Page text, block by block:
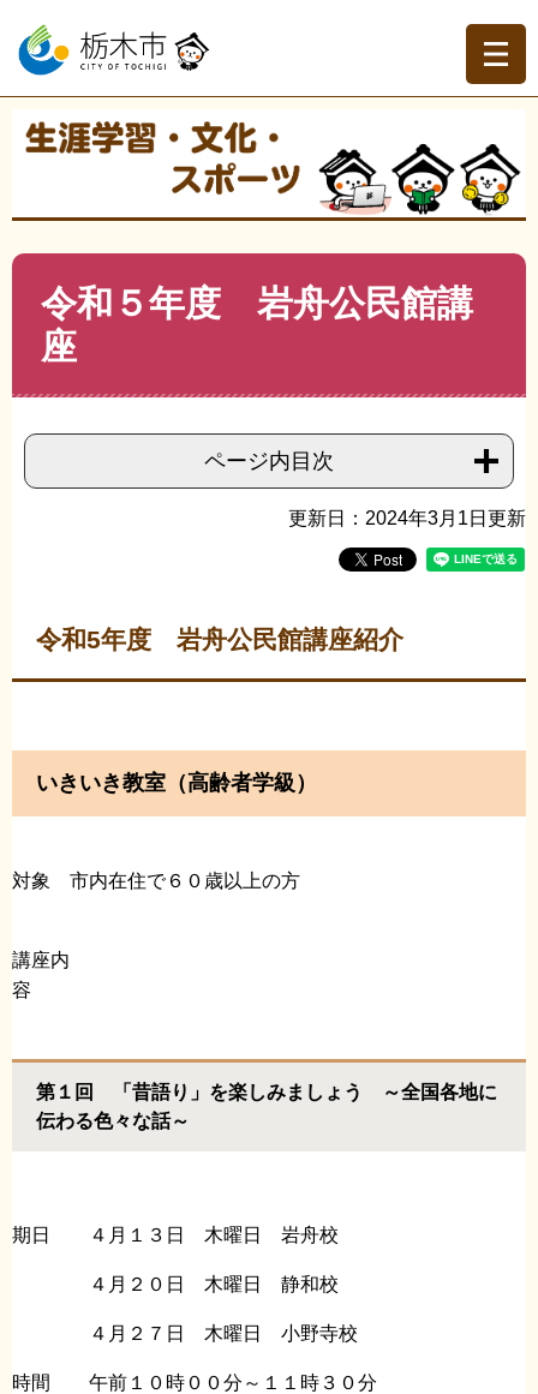
ー
の
ニ
ー
て
本
現在地
分類でさがす > くらしの情報 >生涯学
習・文化・スポーツ >生涯学習・文化・スポーツ > 生涯学
習・文化・スポーツ >令和５年度 岩舟公民館講座
令和５年度 岩舟公民館講
座
ページ内目次
更新日：2024年3月1日更新
令和5年度 岩舟公民館講座紹介
いきいき教室（高齢者学級）
対象 市内在住で６０歳以上の方
講座内
容
第１回 「昔語り」を楽しみましょう ～全国各地に
伝わる色々な話～ ​
期日 ４月１３日 木曜日 岩舟校
４月２０日 木曜日 静和校
４月２７日 木曜日 小野寺校
時間 午前１０時００分～１１時３０分